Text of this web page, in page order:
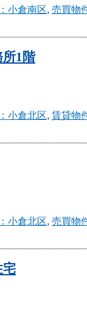
小倉南区, 売買物
1階
小倉北区, 賃貸物
小倉北区, 売買物
宅